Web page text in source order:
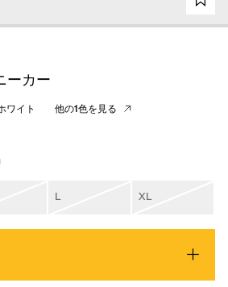
ーカー
ワイト 他の1色を見る
L XL